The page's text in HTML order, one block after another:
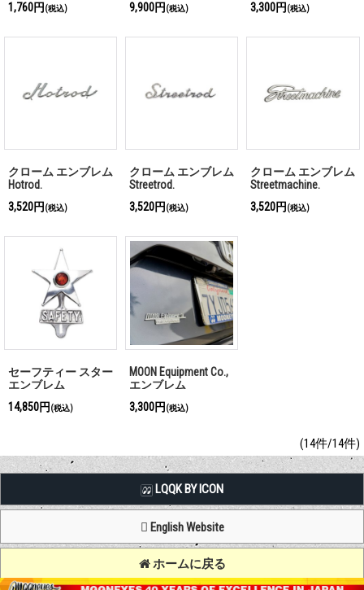
1,760円 (税込)
9,900円 (税込)
3,300円 (税込)
クローム エンブレム
Hotrod.
3,520円 (税込)
クローム エンブレム
Streetrod.
3,520円 (税込)
クローム エンブレム
Streetmachine.
3,520円 (税込)
セーフティー スター
エンブレム
14,850円(税込)
MOON Equipment Co.,
エンブレム
3,300円(税込)
(14件/14件)
LQQK BY ICON
English Website
ホームに戻る